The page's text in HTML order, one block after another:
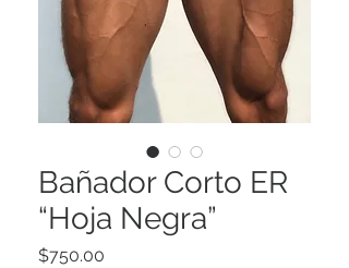
Bañador Corto ER
“Hoja Negra”
$750.00